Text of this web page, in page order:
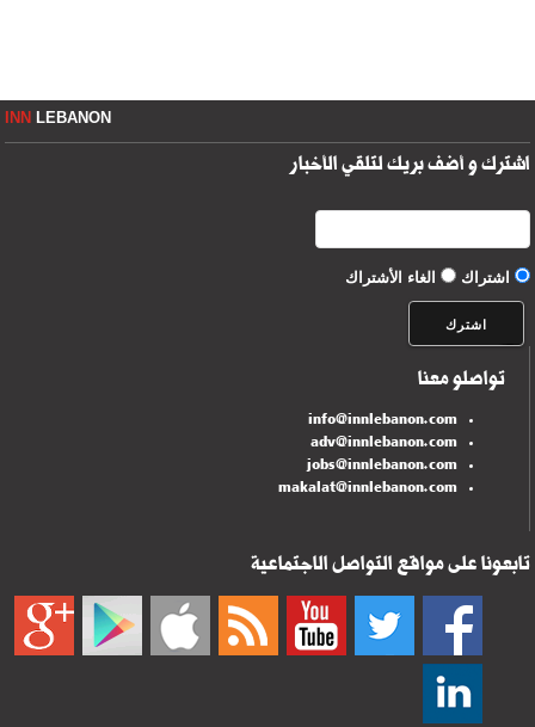
INNLEBANON
اشترك و أضف بريك لتلقي الأخبار
اشتراك الغاء الأشتراك
تواصلو معنا
info@innlebanon.com
adv@innlebanon.com
jobs@innlebanon.com
makalat@innlebanon.com
تابعونا على مواقع التواصل الاجتماعية